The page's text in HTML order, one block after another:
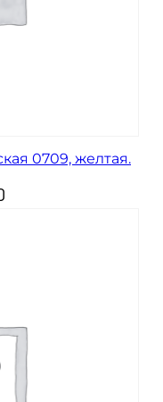
0709, желтая.